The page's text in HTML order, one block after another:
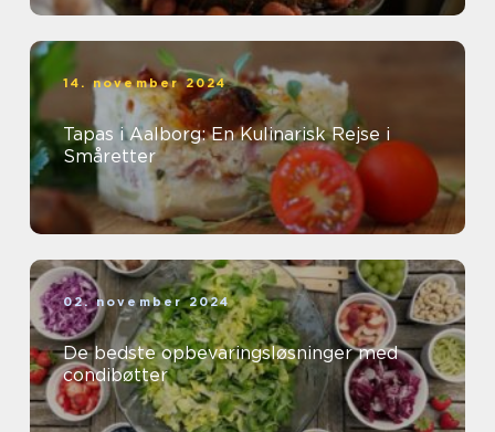
14. november 2024
Tapas i Aalborg: En Kulinarisk Rejse i
Småretter
02. november 2024
De bedste opbevaringsløsninger med
condibøtter